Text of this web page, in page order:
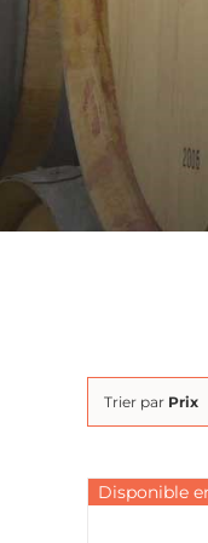
Trier par Prix
Disponible